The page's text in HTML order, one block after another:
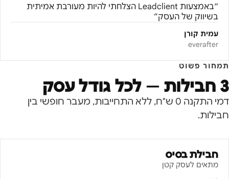
“
באמצעות Leadclient הצלחתי להיות מעורבת אמיתית
בשיווק של העסק”
עמית קורן
everafter
תמחור פשוט
3 חבילות — לכל גודל עסק
דמי התקנה 0 ש"ח, ללא התחייבות, מעבר חופשי בין
חבילות.
חבילת בסיס
מתאים לעסק קטן